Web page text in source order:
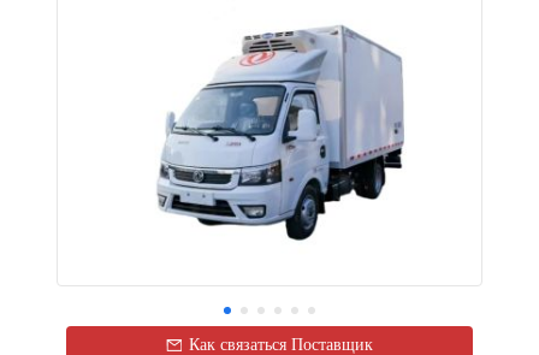
Как связаться Поставщик